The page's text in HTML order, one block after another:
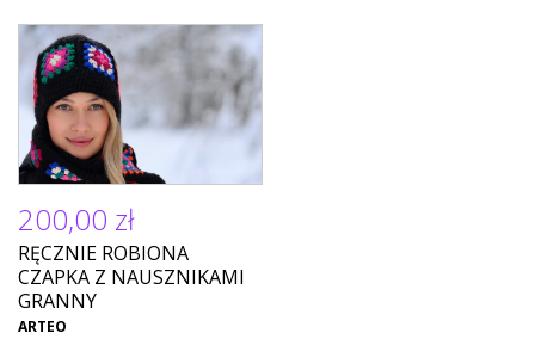
200,00 zł
RĘCZNIE ROBIONA
CZAPKA Z NAUSZNIKAMI
GRANNY
ARTEO